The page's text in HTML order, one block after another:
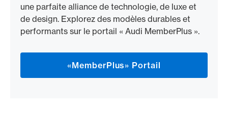
une parfaite alliance de technologie, de luxe et
de design. Explorez des modèles durables et
performants sur le portail « Audi MemberPlus ».
«MemberPlus» Portail